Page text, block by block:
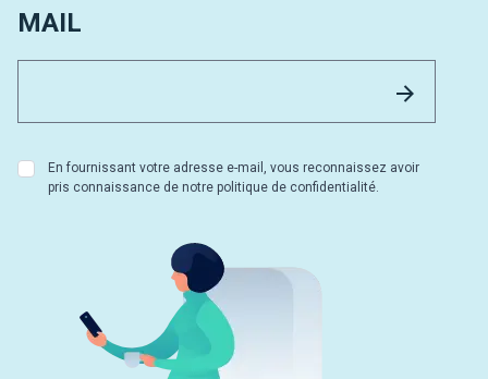
MAIL
En fournissant votre adresse e-mail, vous reconnaissez avoir
pris connaissance de notre politique de confidentialité.